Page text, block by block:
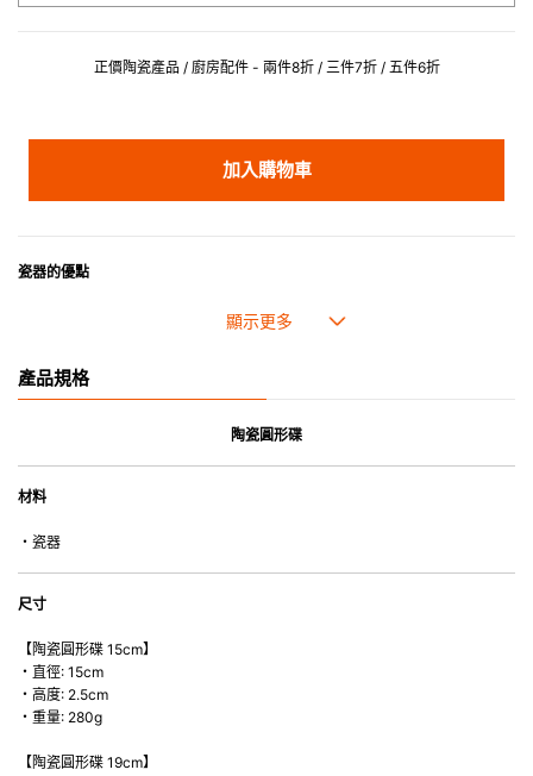
正價陶瓷產品 / 廚房配件 - 兩件8折 / 三件7折 / 五件6折
加入購物車
瓷器的優點
• 耐熱性極佳，適用於微波爐，也可放入焗爐，耐熱程度高達260℃。
• 可用於洗碗機。
• 合乎食用安全的塗層表面，幾乎不黏，食物容易脫落，清洗方便。
*不可直接用於熱源上
產品規格
陶瓷圓形碟
材料
・瓷器
尺寸
【陶瓷圓形碟 15cm】
・直徑: 15cm
・高度: 2.5cm
・重量: 280g
【陶瓷圓形碟 19cm】